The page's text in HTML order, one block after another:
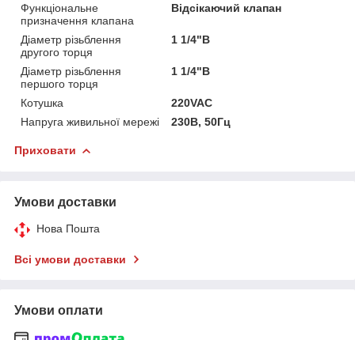
Функціональне
призначення клапана
Відсікаючий клапан
Діаметр різьблення
другого торця
1 1/4"В
Діаметр різьблення
першого торця
1 1/4"В
Котушка
220VAC
Напруга живильної мережі
230В, 50Гц
Приховати
Умови доставки
Нова Пошта
Всі умови доставки
Умови оплати